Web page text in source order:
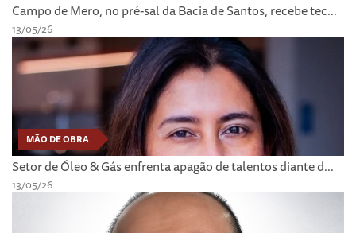
Campo de Mero, no pré-sal da Bacia de Santos, recebe tec...
13/05/26
MÃO DE OBRA
Setor de Óleo & Gás enfrenta apagão de talentos diante d...
13/05/26